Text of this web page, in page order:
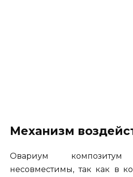
Механизм
Овариум
несовместимы, так как в